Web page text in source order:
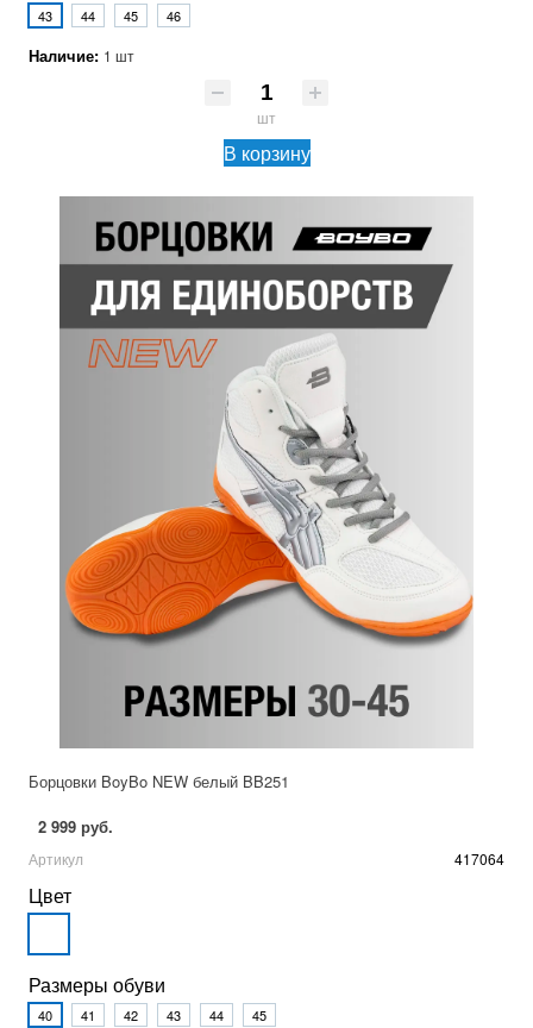
43 44 45 46
Наличие: 1 шт
шт
В корзину
Борцовки BoyBo NEW белый BB251
2 999 руб.
Артикул 417064
Цвет
Размеры обуви
40 41 42 43 44 45